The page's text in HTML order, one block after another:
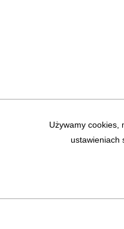
Używamy cookies,
ustawieniach